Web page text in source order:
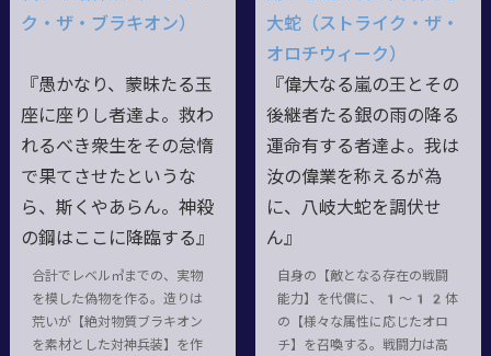
ク・ザ・ブラキオン）
『愚かなり、蒙昧たる玉
座に座りし者達よ。救わ
れるべき衆生をその怠惰
で果てさせたというな
ら、斯くやあらん。神殺
の鋼はここに降臨する』
合計でレベル㎥までの、実物
を模した偽物を作る。造りは
荒いが【絶対物質ブラキオン
を素材とした対神兵装】を作
大蛇（ストライク・ザ・
オロチウィーク）
『偉大なる嵐の王とその
後継者たる銀の雨の降る
運命有する者達よ。我は
汝の偉業を称えるが為
に、八岐大蛇を調伏せ
ん』
自身の【敵となる存在の戦闘
能力】を代償に、1〜12体
の【様々な属性に応じたオロ
チ】を召喚する。戦闘力は高